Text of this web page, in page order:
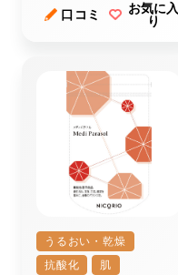
口コミ
お気に入
り
うるおい・乾燥
抗酸化
肌